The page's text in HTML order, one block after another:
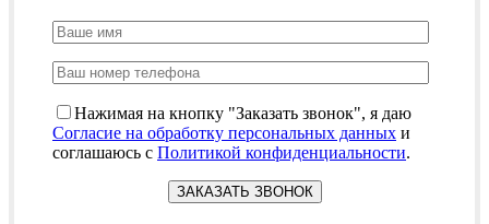
Нажимая на кнопку "Заказать звонок", я даю
Согласие на обработку персональных данных и
соглашаюсь с Политикой конфиденциальности.